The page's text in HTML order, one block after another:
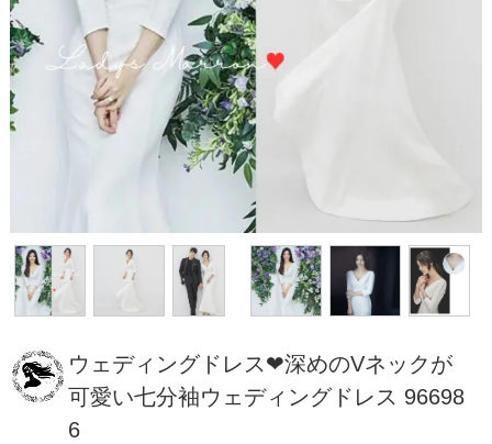
ウェディングドレス❤深めのVネックが
可愛い七分袖ウェディングドレス 96698
6